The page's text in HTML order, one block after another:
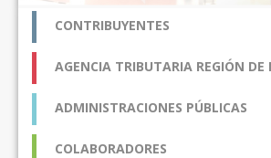
CONTRIBUYENTES
AGENCIA TRIBUTARIA REGIÓN DE
ADMINISTRACIONES PÚBLICAS
COLABORADORES